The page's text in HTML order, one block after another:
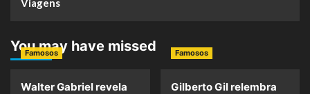
Viagens
You may have missed
Famosos
Walter Gabriel revela
Famosos
Gilberto Gil relembra